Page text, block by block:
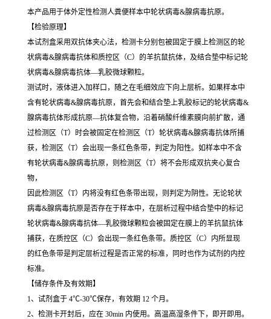
本产品用于体外定性检测人粪便样本中轮状病毒&腺病毒抗原。
【检验原理】
本试剂盒采用双抗体夹心法，检测卡分别包被固定于膜上检测区的轮
状病毒&腺病毒抗体和质控区（C）的羊抗鼠抗体，及结合垫中标记轮
状病毒&腺病毒抗体—乳胶微球颗粒。
测试时，液体进入加样口，随之在毛细效应下向上层析。如果样本中
含有轮状病毒&腺病毒抗原，首先会和结合垫上乳胶标记的轮状病毒&
腺病毒抗体形成抗原—抗体复合物，沿着硝酸纤维素膜向前扩散，通
过检测区（T）时会被固定在检测区（T）轮状病毒&腺病毒抗体所捕
获，检测区（T）会出现一条红色条带，判定为阳性。如样本中不含
有轮状病毒&腺病毒抗原，则检测区（T）将不会形成双抗夹心复合
物，
因此检测区（T）内将没有红色条带出现，则判定为阴性。无论轮状
病毒&腺病毒抗原是否存在于样本中，在层析过程中结合垫中的标记
轮状病毒&腺病毒抗体—乳胶微球颗粒会被固定在膜上的羊抗鼠抗体
捕获，在质控区（C）会出现一条红色条带。质控区（C）内所显现
的红色条带是判定层析过程是否正常的标准，同时也作为试剂的内控
标准。
【储存条件及有效期】
1、试剂盒于 4℃-30℃保存，有效期 12 个月。
2、检测卡开封后，应在 30min 内使用。高温高湿条件下，即开即用。